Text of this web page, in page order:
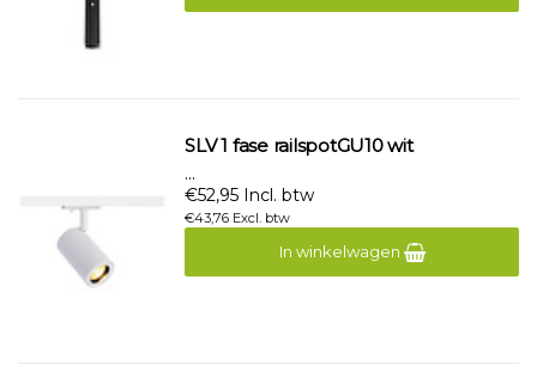
SLV 1 fase railspotGU10 wit
...
€52,95 Incl. btw
€43,76 Excl. btw
In winkelwagen